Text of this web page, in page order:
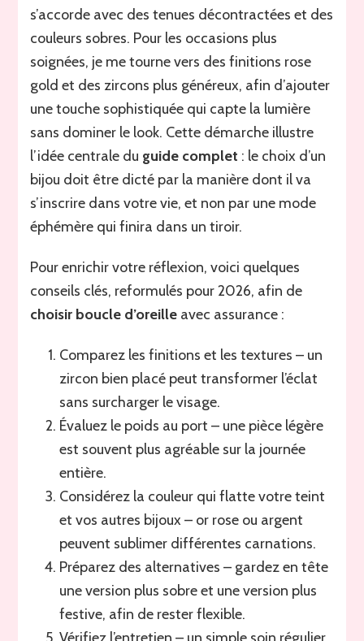
s’accorde avec des tenues décontractées et des
couleurs sobres. Pour les occasions plus
soignées, je me tourne vers des finitions rose
gold et des zircons plus généreux, afin d’ajouter
une touche sophistiquée qui capte la lumière
sans dominer le look. Cette démarche illustre
l’idée centrale du guide complet : le choix d’un
bijou doit être dicté par la manière dont il va
s’inscrire dans votre vie, et non par une mode
éphémère qui finira dans un tiroir.
Pour enrichir votre réflexion, voici quelques
conseils clés, reformulés pour 2026, afin de
choisir boucle d’oreille avec assurance :
Comparez les finitions et les textures – un
zircon bien placé peut transformer l’éclat
sans surcharger le visage.
Évaluez le poids au port – une pièce légère
est souvent plus agréable sur la journée
entière.
Considérez la couleur qui flatte votre teint
et vos autres bijoux – or rose ou argent
peuvent sublimer différentes carnations.
Préparez des alternatives – gardez en tête
une version plus sobre et une version plus
festive, afin de rester flexible.